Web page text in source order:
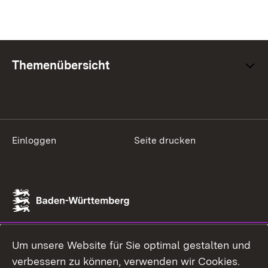
Themenübersicht
Einloggen Seite drucken
Um unsere Website für Sie optimal gestalten und
verbessern zu können, verwenden wir Cookies.